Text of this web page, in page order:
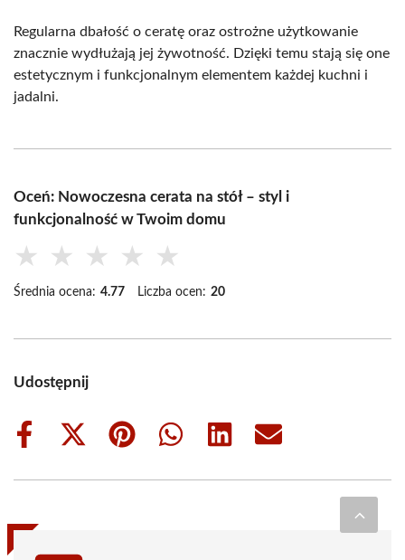
Regularna dbałość o ceratę oraz ostrożne użytkowanie
znacznie wydłużają jej żywotność. Dzięki temu stają się one
estetycznym i funkcjonalnym elementem każdej kuchni i
jadalni.
Oceń: Nowoczesna cerata na stół – styl i
funkcjonalność w Twoim domu
★ ★ ★ ★ ★
Średnia ocena: 4.77 Liczba ocen: 20
Udostępnij
Share
Share
(Twitter)
Share
Share
Share
Share